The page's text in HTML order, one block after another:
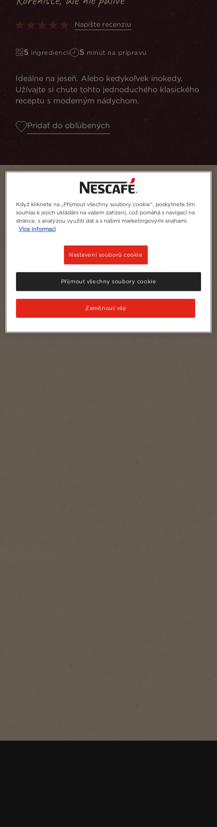
Napíšte recenziu
5 ingrediencií 5 minút na prípravu
Ideálne na jeseň. Alebo kedykoľvek inokedy.
Užívajte si chute tohto jednoduchého klasického
receptu s moderným nádychom.
Pridať do obľúbených
porcia1
Když kliknete na „Přijmout všechny soubory cookie“, poskytnete tím
souhlas k jejich ukládání na vašem zařízení, což pomáhá s navigací na
stránce, s analýzou využití dat a s našimi marketingovými snahami.
Více informací
Nastavení souborů cookie
Zamítnout vše
Přijmout všechny soubory cookie